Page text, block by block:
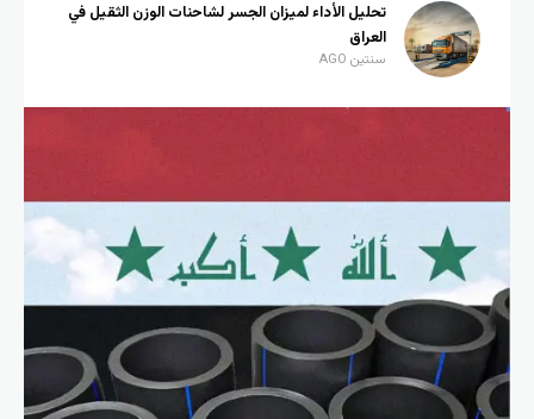
تحليل الأداء لميزان الجسر لشاحنات الوزن الثقيل في
العراق
سنتين AGO